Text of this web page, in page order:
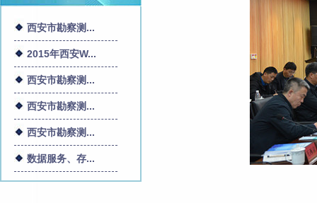
西安市勘察测...
2015年西安W...
西安市勘察测...
西安市勘察测...
西安市勘察测...
数据服务、存...